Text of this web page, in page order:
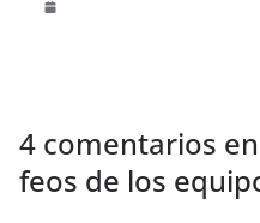
4 comentarios
feos de los